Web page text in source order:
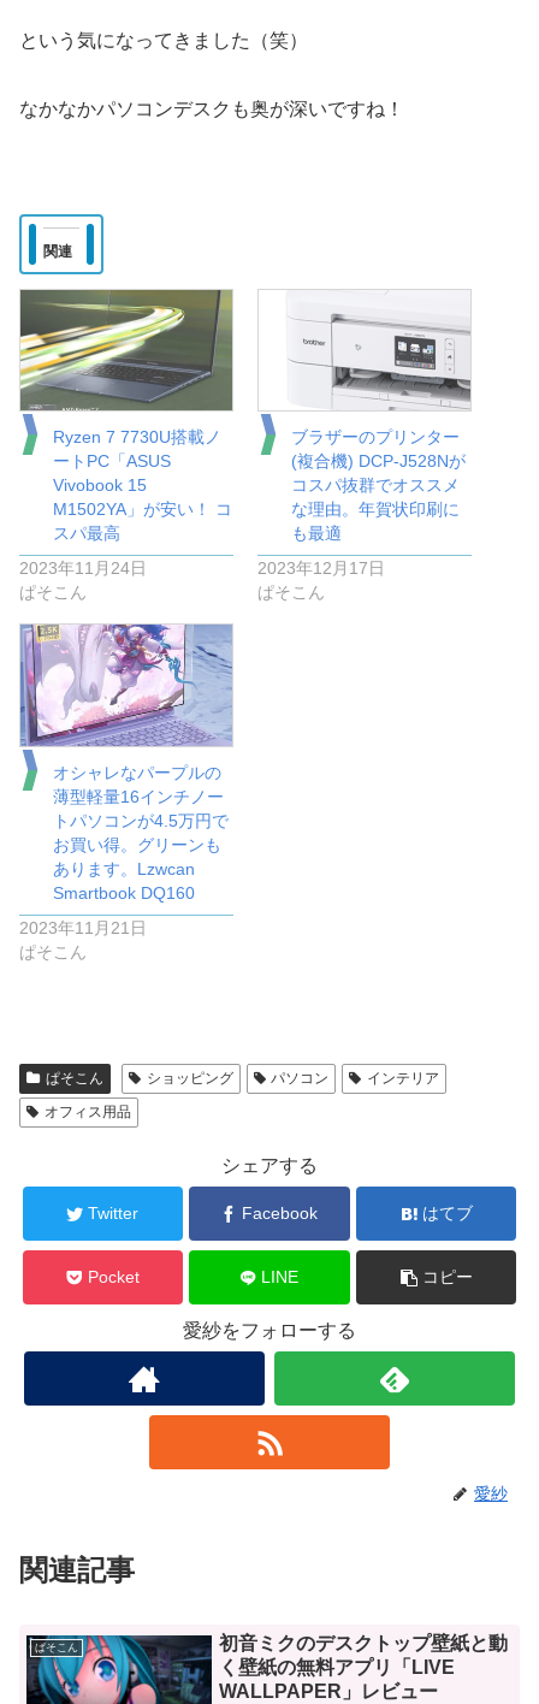
という気になってきました（笑）
なかなかパソコンデスクも奥が深いですね！
関連
Ryzen 7 7730U搭載ノ
ートPC「ASUS
Vivobook 15
M1502YA」が安い！ コ
スパ最高
2023年11月24日
ぱそこん
ブラザーのプリンター
(複合機) DCP-J528Nが
コスパ抜群でオススメ
な理由。年賀状印刷に
も最適
2023年12月17日
ぱそこん
オシャレなパープルの
薄型軽量16インチノー
トパソコンが4.5万円で
お買い得。グリーンも
あります。Lzwcan
Smartbook DQ160
2023年11月21日
ぱそこん
ぱそこん ショッピング パソコン
インテリア
オフィス用品
シェアする
Twitter Facebook はてブ
Pocket LINE コピー
愛紗をフォローする
愛紗
関連記事
ぱそこん
初音ミクのデスクトップ壁紙と動
く壁紙の無料アプリ「LIVE
WALLPAPER」レビュー